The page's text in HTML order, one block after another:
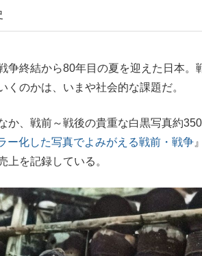
きなかったからと言って…」サッカー日本代
争終結から80年目の夏を迎えた日本。
くのかは、いまや社会的な課題だ。
か、戦前～戦後の貴重な白黒写真約
ー化した写真でよみがえる戦前・戦争
上を記録している。